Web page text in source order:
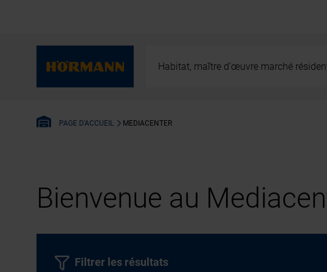
Habitat, maître d’œuvre marché
PAGE D'ACCUEIL MEDIACENTER
Bienvenue au
Filtrer les résultats